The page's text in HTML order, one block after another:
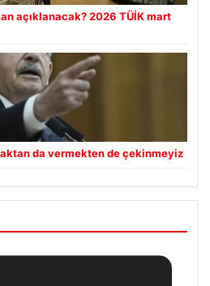
açıklanacak? 2026 TÜİK mart
da vermekten de çekinmeyiz